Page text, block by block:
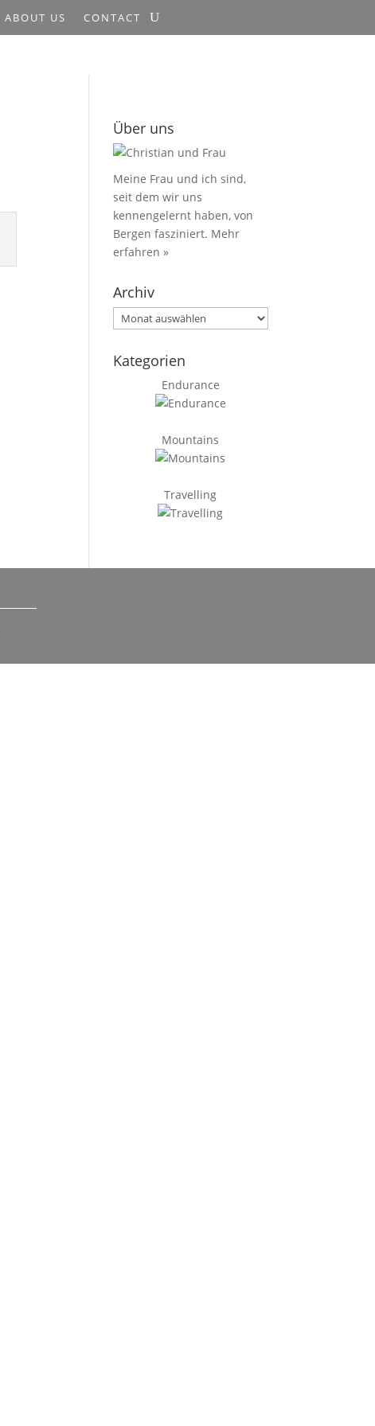
ABOUT US CONTACT
Über uns
Meine Frau und ich sind,
seit dem wir uns
kennengelernt haben, von
Bergen fasziniert. Mehr
erfahren »
Archiv
Archiv
Kategorien
Endurance
Mountains
Travelling